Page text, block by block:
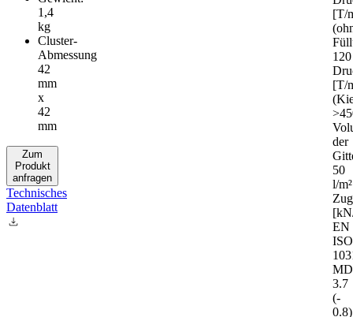
1,4
kg
Cluster-
Abmessung
42
mm
x
42
mm
Zum
Produkt
anfragen
Technisches
Datenblatt
[T/
120
[T/
der
50
l/m²
EN
ISO
MD
3.7
(-
0.8)